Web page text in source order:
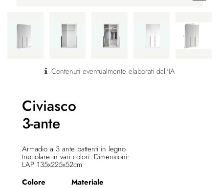
Contenuti eventualmente elaborati dall'IA
Civiasco
3-ante
Armadio a 3 ante battenti in legno
truciolare in vari colori. Dimensioni:
LAP 135x225x52cm
Colore
Materiale